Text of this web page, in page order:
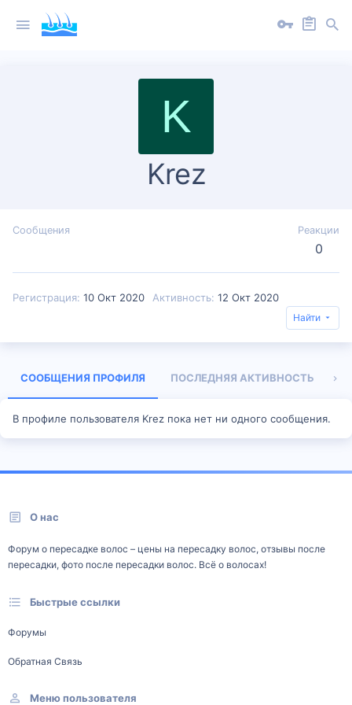
K
Krez
Сообщения Реакции
0
Регистрация 10 Окт 2020 Активность 12 Окт 2020
Найти
СООБЩЕНИЯ ПРОФИЛЯ ПОСЛЕДНЯЯ АКТИВНОСТЬ
В профиле пользователя Krez пока нет ни одного сообщения.
О нас
Форум о пересадке волос – цены на пересадку волос, отзывы после
пересадки, фото после пересадки волос. Всё о волосах!
Быстрые ссылки
Форумы
Обратная Связь
Меню пользователя